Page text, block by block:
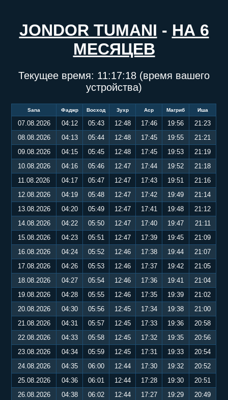
JONDOR TUMANI - НА 6
МЕСЯЦЕВ
Текущее время: 11:17:18 (время вашего
устройства)
Sana Фаджр Восход Зухр Аср Магриб Иша
07.08.2026 04:12 05:43 12:48 17:46 19:56
21:23
08.08.2026
04:13 05:44 12:48 17:45 19:55
21:21
09.08.2026
04:15 05:45 12:48 17:45 19:53
21:19
10.08.2026
04:16 05:46 12:47 17:44 19:52
21:18
11.08.2026
04:17 05:47 12:47 17:43 19:51
21:16
12.08.2026
04:19 05:48 12:47 17:42 19:49
21:14
13.08.2026
04:20 05:49 12:47 17:41 19:48
21:12
14.08.2026
04:22 05:50 12:47 17:40 19:47
21:11
15.08.2026
04:23 05:51 12:47 17:39 19:45
21:09
16.08.2026
04:24 05:52 12:46 17:38 19:44
21:07
17.08.2026
04:26 05:53 12:46 17:37 19:42
21:05
18.08.2026
04:27 05:54 12:46 17:36 19:41
21:04
19.08.2026
04:28 05:55 12:46 17:35 19:39
21:02
20.08.2026
04:30 05:56 12:45 17:34 19:38
21:00
21.08.2026
04:31 05:57 12:45 17:33 19:36
20:58
22.08.2026
04:33 05:58 12:45 17:32 19:35
20:56
23.08.2026
04:34 05:59 12:45 17:31 19:33
20:54
24.08.2026
04:35 06:00 12:44 17:30 19:32
20:52
25.08.2026
04:36 06:01 12:44 17:28 19:30
20:51
26.08.2026
04:38 06:02 12:44 17:27 19:29
20:49